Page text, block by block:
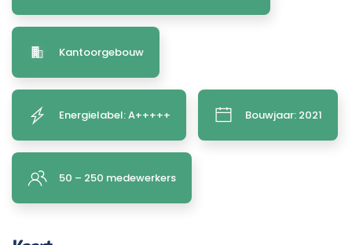
Kantoorgebouw
Energielabel: A+++++ Bouwjaar: 2021
50 – 250 medewerkers